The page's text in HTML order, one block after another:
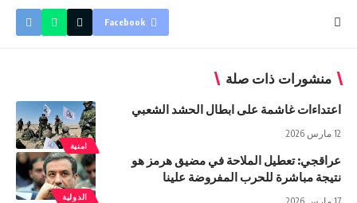
Facebook
منشورات ذات صلة
امنية
اعتداءات غاشمة علی ابطال الحشد الشعبي
12 مارس 2026
الدولية
عراقجي: تعطيل الملاحة في مضيق هرمز هو
نتيجة مباشرة للحرب المفروضة علينا